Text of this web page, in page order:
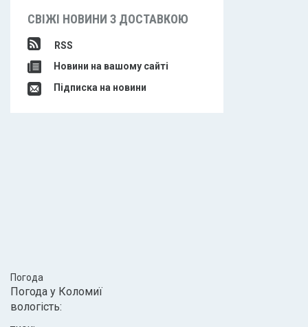
СВІЖІ НОВИНИ З ДОСТАВКОЮ
RSS
Новини на вашому сайті
Підписка на новини
Погода
Погода у Коломиї
вологість: